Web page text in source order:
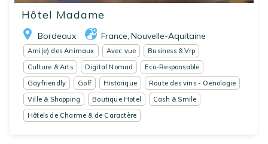
Hôtel Madame
Bordeaux France Nouvelle-Aquitaine
Ami(e) des Animaux Avec vue
Business & Vrp
Culture & Arts
Digital Nomad
Eco-Responsable
Gayfriendly
Golf Historique
Route des vins - Oenologie
Ville & Shopping
Boutique Hotel
Cash & Smile
Hôtels de Charme & de Caractère